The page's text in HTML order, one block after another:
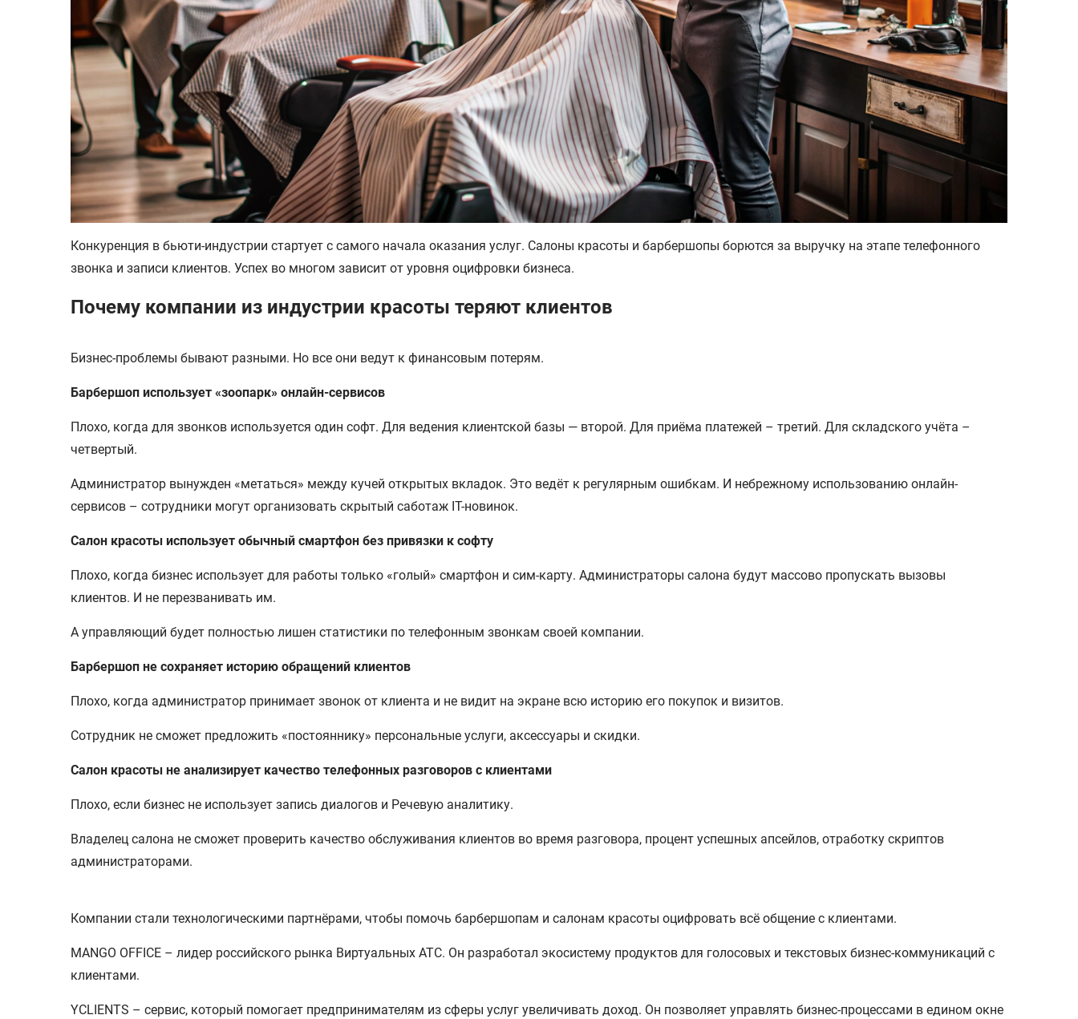
Конкуренция в бьюти-индустрии стартует с самого начала оказания услуг. Салоны красоты и барбершопы борются за выручку на этапе телефонного
звонка и записи клиентов. Успех во многом зависит от уровня оцифровки бизнеса.
Почему компании из индустрии красоты теряют клиентов
Бизнес-проблемы бывают разными. Но все они ведут к финансовым потерям.
Барбершоп использует «зоопарк» онлайн-сервисов
Плохо, когда для звонков используется один софт. Для ведения клиентской базы — второй. Для приёма платежей – третий. Для складского учёта –
четвертый.
Администратор вынужден «метаться» между кучей открытых вкладок. Это ведёт к регулярным ошибкам. И небрежному использованию онлайн-
сервисов – сотрудники могут организовать скрытый саботаж IT-новинок.
Салон красоты использует обычный смартфон без привязки к софту
Плохо, когда бизнес использует для работы только «голый» смартфон и сим-карту. Администраторы салона будут массово пропускать вызовы
клиентов. И не перезванивать им.
А управляющий будет полностью лишен статистики по телефонным звонкам своей компании.
Барбершоп не сохраняет историю обращений клиентов
Плохо, когда администратор принимает звонок от клиента и не видит на экране всю историю его покупок и визитов.
Сотрудник не сможет предложить «постояннику» персональные услуги, аксессуары и скидки.
Салон красоты не анализирует качество телефонных разговоров с клиентами
Плохо, если бизнес не использует запись диалогов и Речевую аналитику.
Владелец салона не сможет проверить качество обслуживания клиентов во время разговора, процент успешных апсейлов, отработку скриптов
администраторами.
Компании стали технологическими партнёрами, чтобы помочь барбершопам и салонам красоты оцифровать всё общение с клиентами.
MANGO OFFICE – лидер российского рынка Виртуальных АТС. Он разработал экосистему продуктов для голосовых и текстовых бизнес-коммуникаций с
клиентами.
YCLIENTS – сервис, который помогает предпринимателям из сферы услуг увеличивать доход. Он позволяет управлять бизнес-процессами в едином окне